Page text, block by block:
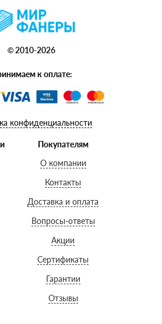
© 2010-2026
к оплате:
конфиденциальности
Покупателям
О компании
Контакты
Доставка и оплата
Вопросы-ответы
Акции
Сертификаты
Гарантии
Отзывы